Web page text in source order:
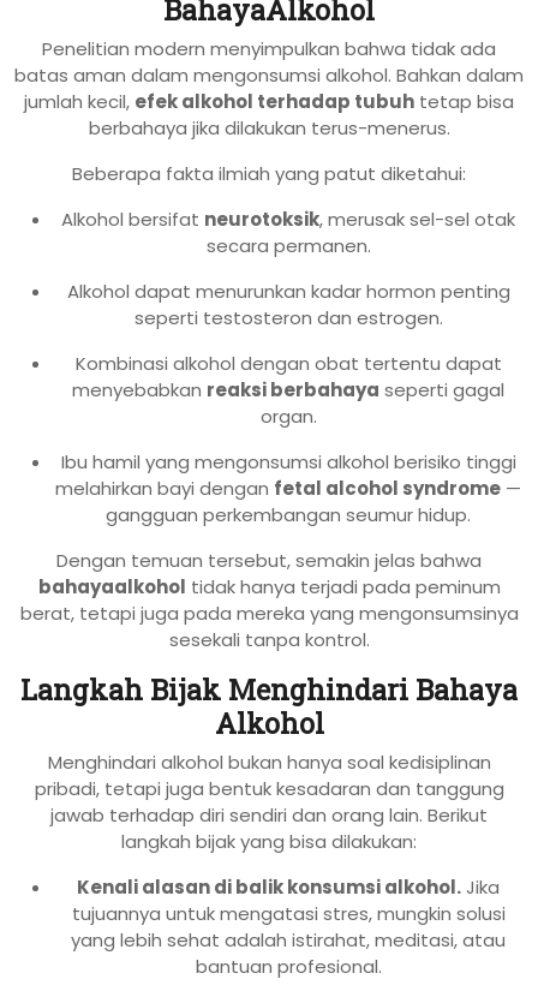
BahayaAlkohol
Penelitian modern menyimpulkan bahwa tidak ada
batas aman dalam mengonsumsi alkohol. Bahkan dalam
jumlah kecil, efek alkohol terhadap tubuh tetap bisa
berbahaya jika dilakukan terus-menerus.
Beberapa fakta ilmiah yang patut diketahui:
Alkohol bersifat neurotoksik, merusak sel-sel otak
secara permanen.
Alkohol dapat menurunkan kadar hormon penting
seperti testosteron dan estrogen.
Kombinasi alkohol dengan obat tertentu dapat
menyebabkan reaksi berbahaya seperti gagal
organ.
Ibu hamil yang mengonsumsi alkohol berisiko tinggi
melahirkan bayi dengan fetal alcohol syndrome —
gangguan perkembangan seumur hidup.
Dengan temuan tersebut, semakin jelas bahwa
bahayaalkohol tidak hanya terjadi pada peminum
berat, tetapi juga pada mereka yang mengonsumsinya
sesekali tanpa kontrol.
Langkah Bijak Menghindari Bahaya
Alkohol
Menghindari alkohol bukan hanya soal kedisiplinan
pribadi, tetapi juga bentuk kesadaran dan tanggung
jawab terhadap diri sendiri dan orang lain. Berikut
langkah bijak yang bisa dilakukan:
Kenali alasan di balik konsumsi alkohol.Jika
tujuannya untuk mengatasi stres, mungkin solusi
yang lebih sehat adalah istirahat, meditasi, atau
bantuan profesional.